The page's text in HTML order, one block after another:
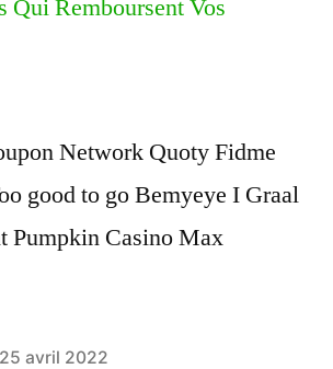
Network Quoty Fidme
good to go Bemyeye I Graal
Pumpkin Casino Max
25 avril 2022